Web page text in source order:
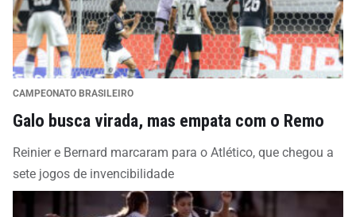
CAMPEONATO BRASILEIRO
Galo busca virada, mas empata com o Remo
Reinier e Bernard marcaram para o Atlético, que chegou a
sete jogos de invencibilidade